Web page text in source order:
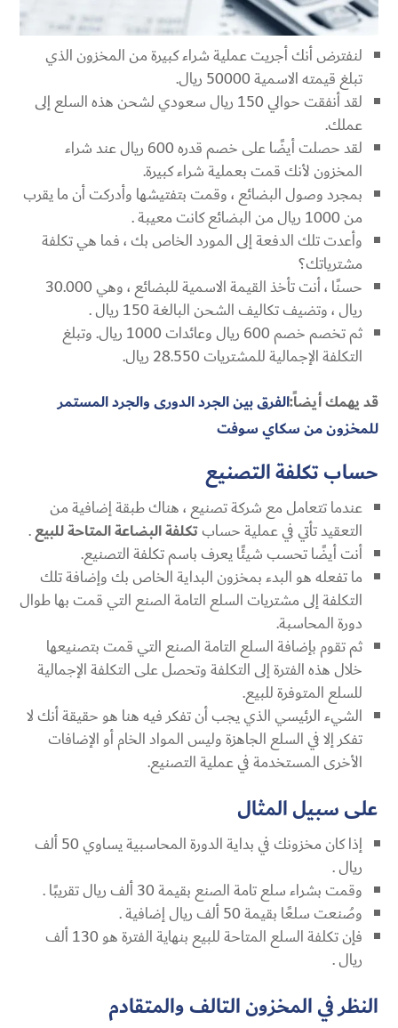
لنفترض أنك أجريت عملية شراء كبيرة من المخزون الذي
تبلغ قيمته الاسمية 50000 ريال.
لقد أنفقت حوالي 150 ريال سعودي لشحن هذه السلع إلى
عملك.
لقد حصلت أيضًا على خصم قدره 600 ريال عند شراء
المخزون لأنك قمت بعملية شراء كبيرة.
بمجرد وصول البضائع ، وقمت بتفتيشها وأدركت أن ما يقرب
من 1000 ريال من البضائع كانت معيبة .
وأعدت تلك الدفعة إلى المورد الخاص بك ، فما هي تكلفة
مشترياتك؟
حسنًا ، أنت تأخذ القيمة الاسمية للبضائع ، وهي 30.000
ريال ، وتضيف تكاليف الشحن البالغة 150 ريال .
ثم تخصم خصم 600 ريال وعائدات 1000 ريال. وتبلغ
التكلفة الإجمالية للمشتريات 28.550 ريال.
قد يهمك أيضاً:الفرق بين الجرد الدورى والجرد المستمر
للمخزون من سكاي سوفت
حساب تكلفة التصنيع
عندما تتعامل مع شركة تصنيع ، هناك طبقة إضافية من
التعقيد تأتي في عملية حسابتكلفة البضاعة المتاحة للبيع.
أنت أيضًا تحسب شيئًا يعرف باسم تكلفة التصنيع.
ما تفعله هو البدء بمخزون البداية الخاص بك وإضافة تلك
التكلفة إلى مشتريات السلع التامة الصنع التي قمت بها طوال
دورة المحاسبة.
ثم تقوم بإضافة السلع التامة الصنع التي قمت بتصنيعها
خلال هذه الفترة إلى التكلفة وتحصل على التكلفة الإجمالية
للسلع المتوفرة للبيع.
الشيء الرئيسي الذي يجب أن تفكر فيه هنا هو حقيقة أنك لا
تفكر إلا في السلع الجاهزة وليس المواد الخام أو الإضافات
الأخرى المستخدمة في عملية التصنيع.
على سبيل المثال
إذا كان مخزونك في بداية الدورة المحاسبية يساوي 50 ألف
ريال .
وقمت بشراء سلع تامة الصنع بقيمة 30 ألف ريال تقريبًا .
وصُنعت سلعًا بقيمة 50 ألف ريال إضافية .
فإن تكلفة السلع المتاحة للبيع بنهاية الفترة هو 130 ألف
ريال .
النظر في المخزون التالف والمتقادم